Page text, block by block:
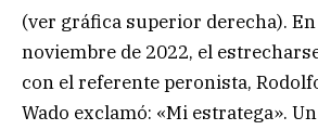
(ver gráfica superior derecha). En
noviembre de 2022, el
con el referente peronista,
Wado exclamó: «Mi estratega».